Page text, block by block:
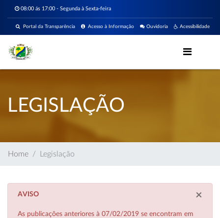
08:00 ás 17:00 - Segunda à Sexta-feira
Acessibilidade
Ouvidoria
Acesso à Informação
Portal da Transparência
LEGISLAÇÃO
Home Legislação
×
AVISO
As publicações anteriores à 07/02/2019 se encontram em